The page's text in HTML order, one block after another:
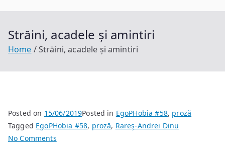
Străini, acadele și amintiri
Home Străini, acadele și amintiri
Posted on 15/06/2019Posted in EgoPHobia #58, proză
Tagged EgoPHobia #58, proză, Rareş-Andrei Dinu
No Commentson